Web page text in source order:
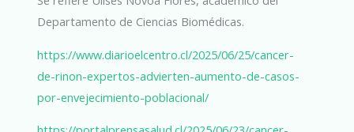
Departamento de Ciencias Biomédicas.
https://www.diarioelcentro.cl/2025/06/25/cancer-
de-rinon-expertos-advierten-aumento-de-casos-
por-envejecimiento-poblacional/